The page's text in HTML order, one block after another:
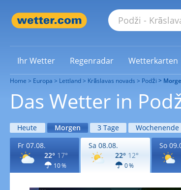
Ihr Wetter Regenradar Wetterkarten
Home Europa Lettland Krāslavas novads Podži
Das Wetter in
Heute Morgen 3 Tage Wochenende
Fr 07.08.
22° 17°
10 %
Sa 08.08.
22° 12°
0 %
So